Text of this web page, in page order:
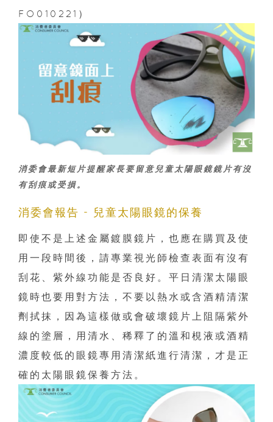
FO010221）
消委會最新短片提醒家長要留意兒童太陽眼鏡鏡片有沒
有刮痕或受損。
消委會報告 - 兒童太陽眼鏡的保養
即使不是上述金屬鍍膜鏡片，也應在購買及使
用一段時間後，請專業視光師檢查表面有沒有
刮花、紫外線功能是否良好。平日清潔太陽眼
鏡時也要用對方法，不要以熱水或含酒精清潔
劑拭抹，因為這樣做或會破壞鏡片上阻隔紫外
線的塗層，用清水、稀釋了的溫和梘液或酒精
濃度較低的眼鏡專用清潔紙進行清潔，才是正
確的太陽眼鏡保養方法。